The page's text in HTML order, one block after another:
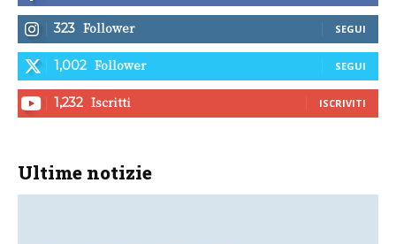
323 Follower SEGUI
1,002 Follower SEGUI
1,232 Iscritti ISCRIVITI
Ultime notizie